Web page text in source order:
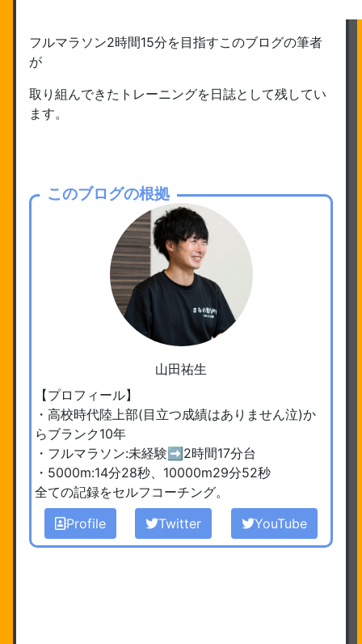
フルマラソン2時間15分を目指すこのブログの筆者
が
取り組んできたトレーニングを日誌として残してい
ます。
このブログの根拠
山田祐生
【プロフィール】
・高校時代陸上部(目立つ成績はありません泣)か
らブランク10年
・フルマラソン:未経験➡︎2時間17分台
・5000m:14分28秒、10000m29分52秒
全ての記録をセルフコーチング。
Profile
Twitter YouTube